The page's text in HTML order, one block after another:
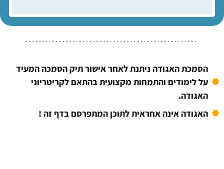
הסמכת האגודה ניתנת לאחר אישור תיק הסמכה המעיד
על לימודים והתמחות מקצועית בהתאם לקריטריוני
האגודה.
האגודה אינה אחראית לתוכן המתפרסם בדף זה !